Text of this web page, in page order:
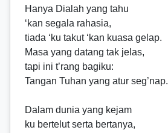
Hanya Dialah yang tahu
‘kan segala rahasia,
tiada ‘ku takut ‘kan kuasa gelap.
Masa yang datang tak jelas,
tapi ini t’rang bagiku:
Tangan Tuhan yang atur seg’nap.
Dalam dunia yang kejam
ku bertelut serta bertanya,